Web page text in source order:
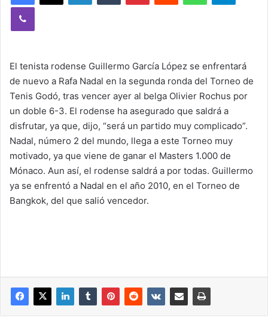
El tenista rodense Guillermo García López se enfrentará
de nuevo a Rafa Nadal en la segunda ronda del Torneo de
Tenis Godó, tras vencer ayer al belga Olivier Rochus por
un doble 6-3. El rodense ha asegurado que saldrá a
disfrutar, ya que, dijo, “será un partido muy complicado”.
Nadal, número 2 del mundo, llega a este Torneo muy
motivado, ya que viene de ganar el Masters 1.000 de
Mónaco. Aun así, el rodense saldrá a por todas. Guillermo
ya se enfrentó a Nadal en el año 2010, en el Torneo de
Bangkok, del que salió vencedor.